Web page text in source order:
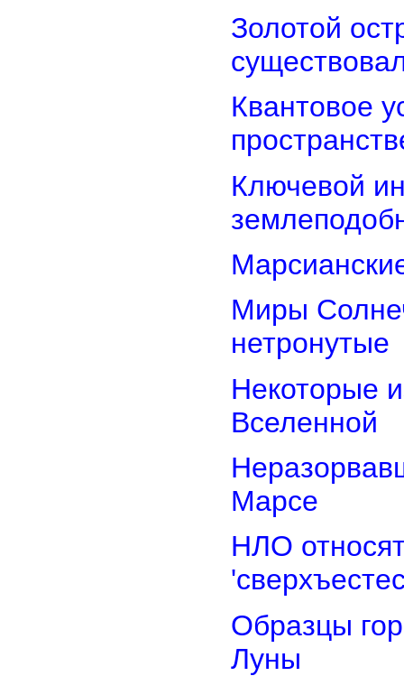
Золотой
Квантовое
Ключевой
Миры
нетронутые
Некоторые
Вселенной
Марсе
НЛО
Образцы
Луны